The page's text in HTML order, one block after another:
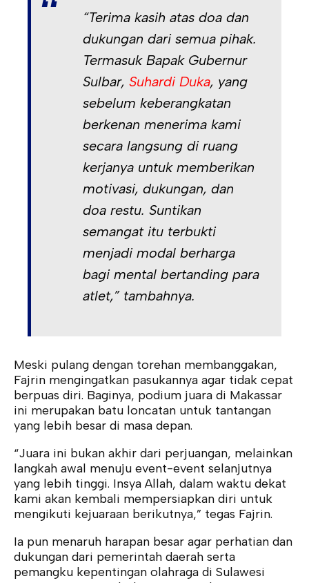
“Terima kasih atas doa dan
dukungan dari semua pihak.
Termasuk Bapak Gubernur
Sulbar,Suhardi Duka, yang
sebelum keberangkatan
berkenan menerima kami
secara langsung di ruang
kerjanya untuk memberikan
motivasi, dukungan, dan
doa restu. Suntikan
semangat itu terbukti
menjadi modal berharga
bagi mental bertanding para
atlet,” tambahnya.
Meski pulang dengan torehan membanggakan,
Fajrin mengingatkan pasukannya agar tidak cepat
berpuas diri. Baginya, podium juara di Makassar
ini merupakan batu loncatan untuk tantangan
yang lebih besar di masa depan.
“Juara ini bukan akhir dari perjuangan, melainkan
langkah awal menuju event-event selanjutnya
yang lebih tinggi. Insya Allah, dalam waktu dekat
kami akan kembali mempersiapkan diri untuk
mengikuti kejuaraan berikutnya,” tegas Fajrin.
Ia pun menaruh harapan besar agar perhatian dan
dukungan dari pemerintah daerah serta
pemangku kepentingan olahraga di Sulawesi